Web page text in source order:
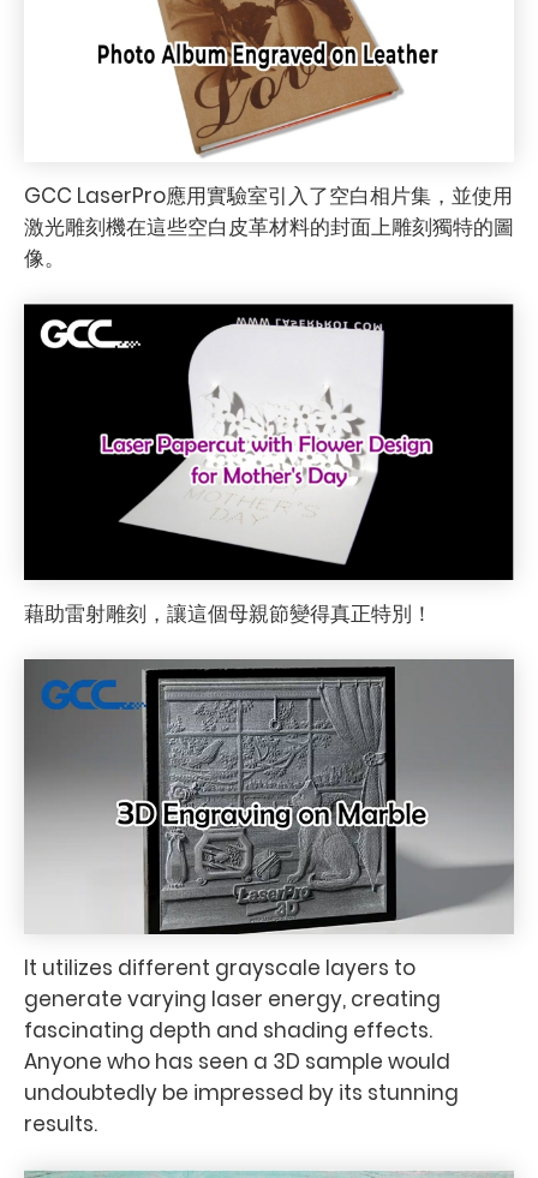
GCC LaserPro應用實驗室引入了空白相片集，並使用
激光雕刻機在這些空白皮革材料的封面上雕刻獨特的圖
像。
藉助雷射雕刻，讓這個母親節變得真正特別！
It utilizes different grayscale layers to
generate varying laser energy, creating
fascinating depth and shading effects.
Anyone who has seen a 3D sample would
undoubtedly be impressed by its stunning
results.